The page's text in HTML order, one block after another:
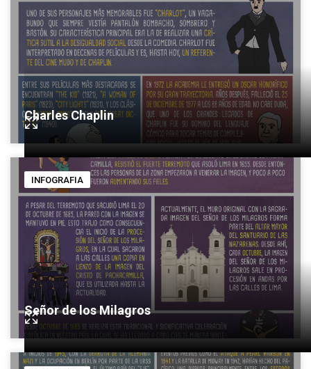
Charles Chaplin
INFOGRAFIA
Señor de los Milagros